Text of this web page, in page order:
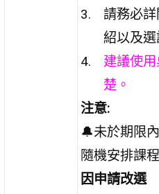
請務必
紹以及
建議使
楚。
注意:
🔔未於期限
隨機安排課程
因申請改選